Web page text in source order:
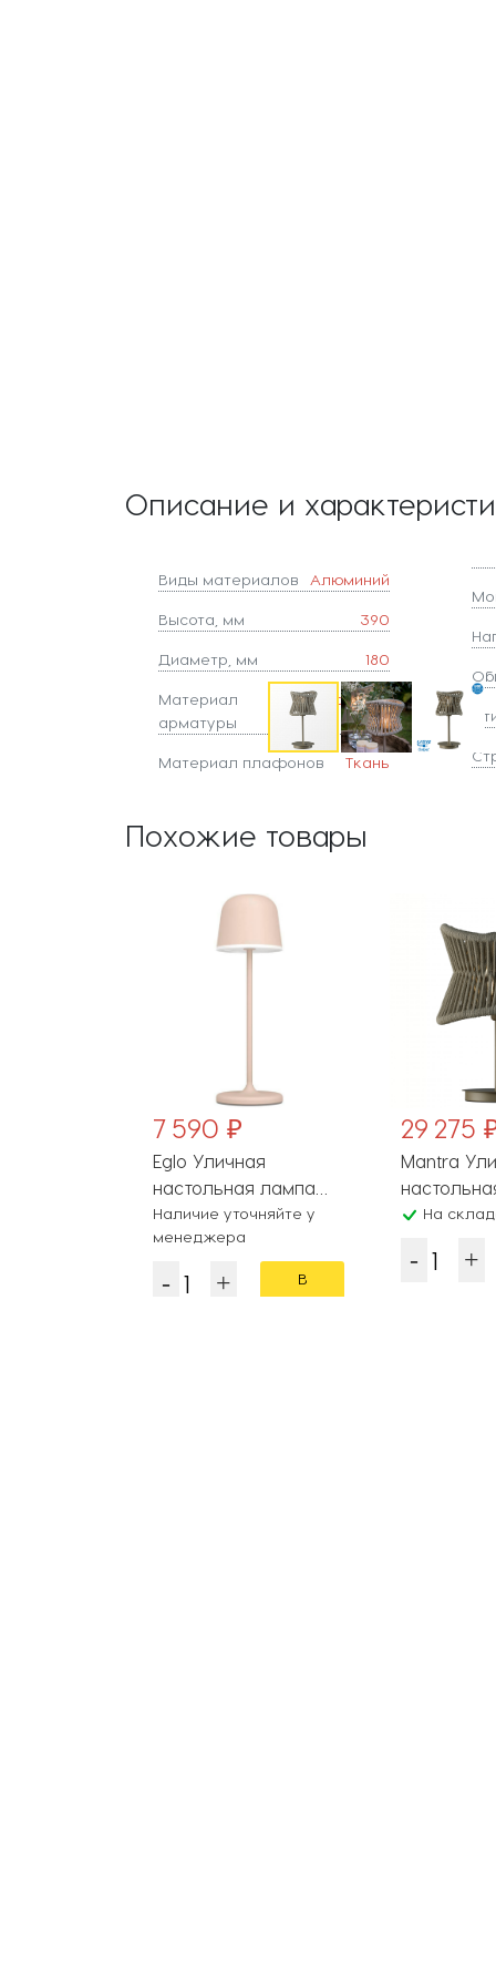
Описание и
Виды материалов Алюминий
Высота, мм 390
Диаметр, мм 180
Материал
арматуры
Алюминий
Материал плафонов Ткань
Похожие товары
7 590 ₽
Eglo Уличная
настольная лампа
Mannera 900461
Наличие уточняйте у
менеджера
В
корзину
29 275
Mantra
Polinesia
На